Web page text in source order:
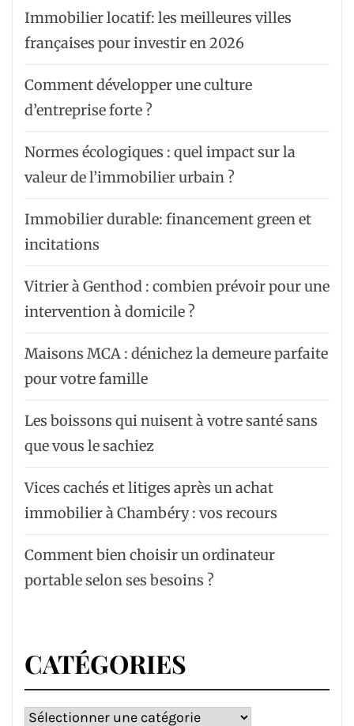
Immobilier locatif: les meilleures villes
françaises pour investir en 2026
Comment développer une culture
d’entreprise forte ?
Normes écologiques : quel impact sur la
valeur de l’immobilier urbain ?
Immobilier durable: financement green et
incitations
Vitrier à Genthod : combien prévoir pour une
intervention à domicile ?
Maisons MCA : dénichez la demeure parfaite
pour votre famille
Les boissons qui nuisent à votre santé sans
que vous le sachiez
Vices cachés et litiges après un achat
immobilier à Chambéry : vos recours
Comment bien choisir un ordinateur
portable selon ses besoins ?
CATÉGORIES
Catégories